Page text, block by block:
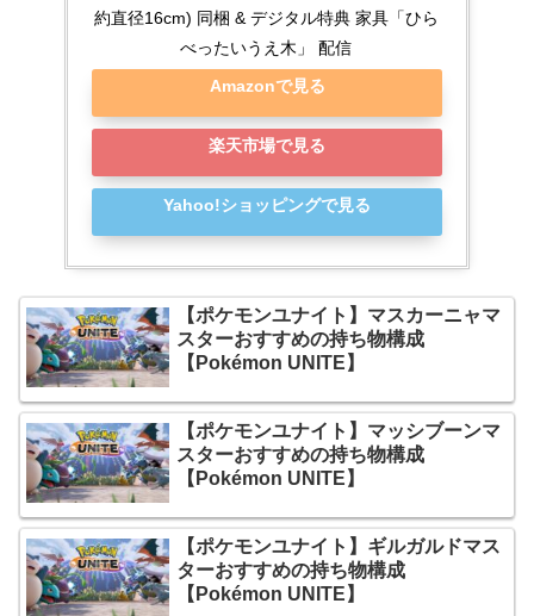
約直径16cm) 同梱 & デジタル特典 家具「ひら
べったいうえ木」 配信
Amazonで見る
楽天市場で見る
Yahoo!ショッピングで見る
【ポケモンユナイト】マスカーニャマ
スターおすすめの持ち物構成
【Pokémon UNITE】
【ポケモンユナイト】マッシブーンマ
スターおすすめの持ち物構成
【Pokémon UNITE】
【ポケモンユナイト】ギルガルドマス
ターおすすめの持ち物構成
【Pokémon UNITE】